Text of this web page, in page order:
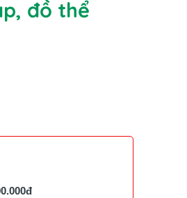
đồ thể